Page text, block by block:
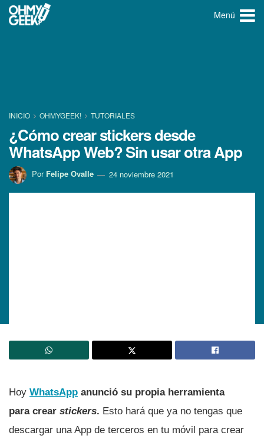
Menú
INICIO OHMYGEEK! TUTORIALES
¿Cómo crear stickers desde
WhatsApp Web? Sin usar otra App
Por Felipe Ovalle 24 noviembre 2021
Hoy WhatsApp anunció su propia herramienta
para crear stickers. Esto hará que ya no tengas que
descargar una App de terceros en tu móvil para crear